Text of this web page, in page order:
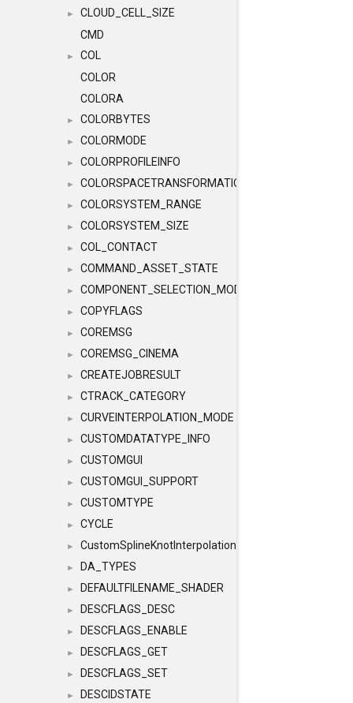
►
CLOUD_CELL_SIZE
CMD
►
COL
COLOR
COLORA
► COLORBYTES
► COLORMODE
► COLORPROFILEINFO
► COLORSPACETRANSFORMATION
► COLORSYSTEM_RANGE
► COLORSYSTEM_SIZE
► COL_CONTACT
► COMMAND_ASSET_STATE
► COMPONENT_SELECTION_MODES
► COPYFLAGS
► COREMSG
► COREMSG_CINEMA
► CREATEJOBRESULT
► CTRACK_CATEGORY
► CURVEINTERPOLATION_MODE
► CUSTOMDATATYPE_INFO
► CUSTOMGUI
► CUSTOMGUI_SUPPORT
► CUSTOMTYPE
► CYCLE
► CustomSplineKnotInterpolation
► DA_TYPES
► DEFAULTFILENAME_SHADER
► DESCFLAGS_DESC
► DESCFLAGS_ENABLE
► DESCFLAGS_GET
► DESCFLAGS_SET
► DESCIDSTATE